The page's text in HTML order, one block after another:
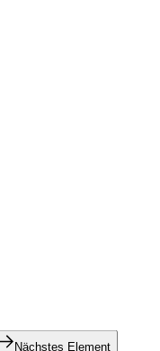
Nächstes Element